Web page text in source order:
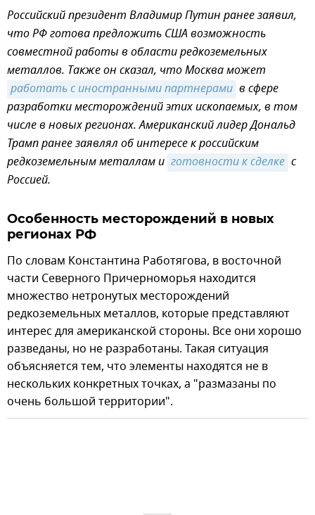
Российский президент Владимир Путин ранее заявил,
что РФ готова предложить США возможность
совместной работы в области редкоземельных
металлов. Также он сказал, что Москва может
работать с иностранными партнерами в сфере
разработки месторождений этих ископаемых, в том
числе в новых регионах. Американский лидер Дональд
Трамп ранее заявлял об интересе к российским
редкоземельным металлам и готовности к сделке с
Россией.
Особенность месторождений в новых
регионах РФ
По словам Константина Работягова, в восточной
части Северного Причерноморья находится
множество нетронутых месторождений
редкоземельных металлов, которые представляют
интерес для американской стороны. Все они хорошо
разведаны, но не разработаны. Такая ситуация
объясняется тем, что элементы находятся не в
нескольких конкретных точках, а "размазаны по
очень большой территории".